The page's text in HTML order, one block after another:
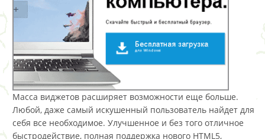
Масса виджетов расширяет возможности еще больше.
Любой, даже самый искушенный пользователь найдет для
себя все необходимое. Улучшенное и без того отличное
быстродействие, полная поддержка нового HTML5,